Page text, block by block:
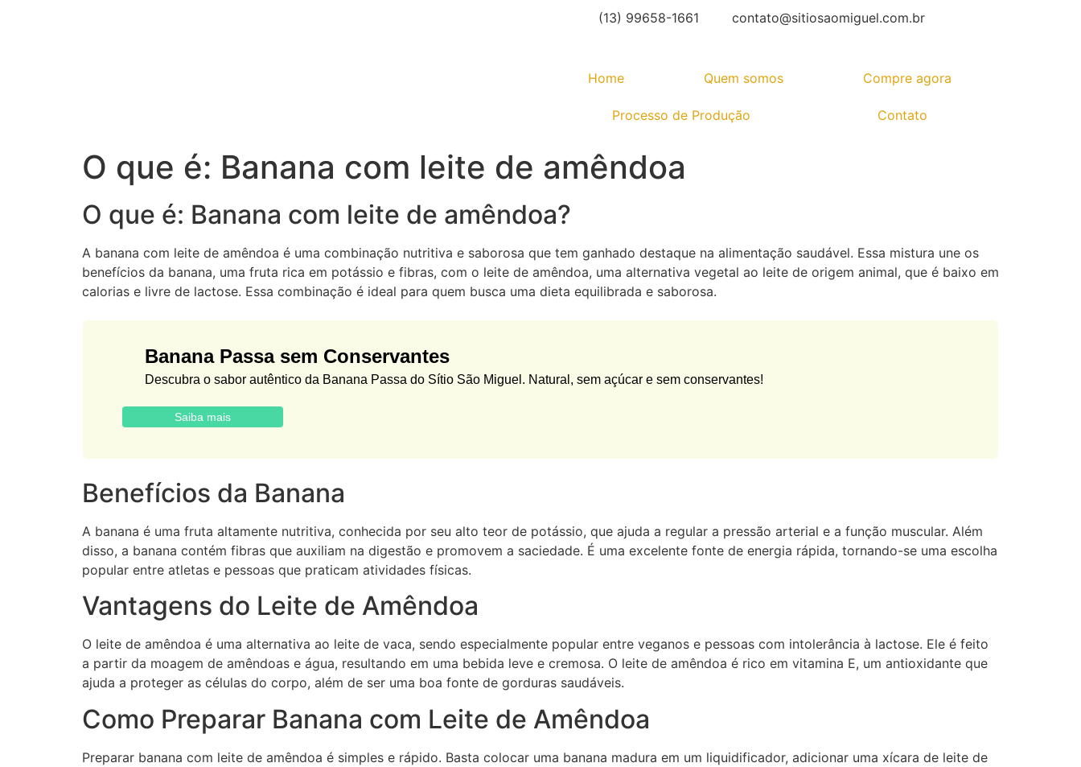
(13) 99658-1661 contato@sitiosaomiguel.com.br
Home Quem somos Compre agora
Processo de Produção Contato
O que é: Banana com leite de amêndoa
O que é: Banana com leite de amêndoa?
A banana com leite de amêndoa é uma combinação nutritiva e saborosa que tem ganhado destaque na alimentação saudável. Essa mistura une os
benefícios da banana, uma fruta rica em potássio e fibras, com o leite de amêndoa, uma alternativa vegetal ao leite de origem animal, que é baixo em
calorias e livre de lactose. Essa combinação é ideal para quem busca uma dieta equilibrada e saborosa.
Banana Passa sem Conservantes
Descubra o sabor autêntico da Banana Passa do Sítio São Miguel. Natural, sem açúcar e sem conservantes!
Saiba mais
Benefícios da Banana
A banana é uma fruta altamente nutritiva, conhecida por seu alto teor de potássio, que ajuda a regular a pressão arterial e a função muscular. Além
disso, a banana contém fibras que auxiliam na digestão e promovem a saciedade. É uma excelente fonte de energia rápida, tornando-se uma escolha
popular entre atletas e pessoas que praticam atividades físicas.
Vantagens do Leite de Amêndoa
O leite de amêndoa é uma alternativa ao leite de vaca, sendo especialmente popular entre veganos e pessoas com intolerância à lactose. Ele é feito
a partir da moagem de amêndoas e água, resultando em uma bebida leve e cremosa. O leite de amêndoa é rico em vitamina E, um antioxidante que
ajuda a proteger as células do corpo, além de ser uma boa fonte de gorduras saudáveis.
Como Preparar Banana com Leite de Amêndoa
Preparar banana com leite de amêndoa é simples e rápido. Basta colocar uma banana madura em um liquidificador, adicionar uma xícara de leite de